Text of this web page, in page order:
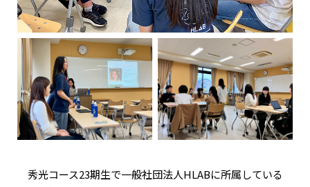
秀光コース23期生で一般社団法人HLABに所属している